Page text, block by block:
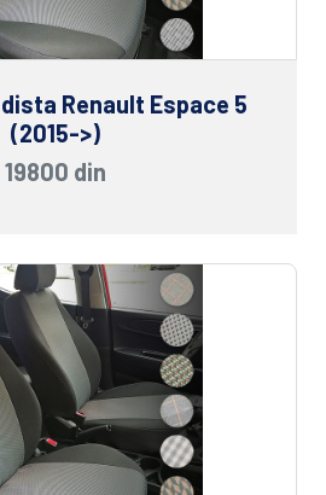
Renault Espace 5
(2015->)
19800 din